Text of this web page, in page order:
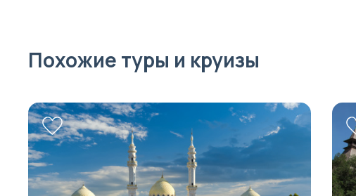
Похожие туры и круизы